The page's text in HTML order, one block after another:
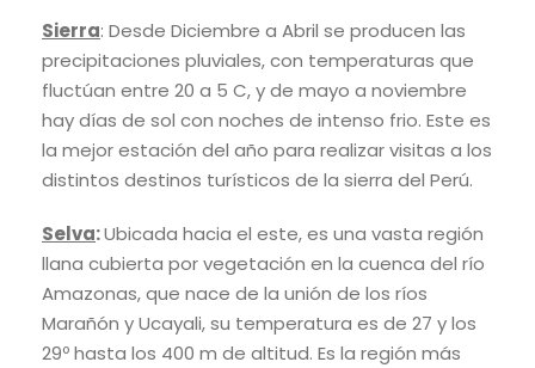
Sierra: Desde Diciembre a Abril se producen las
precipitaciones pluviales, con temperaturas que
fluctúan entre 20 a 5 C, y de mayo a noviembre
hay días de sol con noches de intenso frio. Este es
la mejor estación del año para realizar visitas a los
distintos destinos turísticos de la sierra del Perú.
Selva:Ubicada hacia el este, es una vasta región
llana cubierta por vegetación en la cuenca del río
Amazonas, que nace de la unión de los ríos
Marañón y Ucayali, su temperatura es de 27 y los
29º hasta los 400 m de altitud. Es la región más